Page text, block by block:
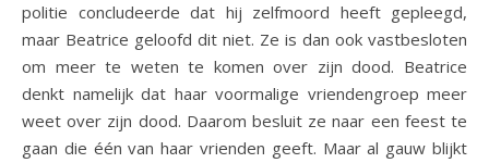
politie concludeerde dat hij zelfmoord heeft gepleegd,
maar Beatrice geloofd dit niet. Ze is dan ook vastbesloten
om meer te weten te komen over zijn dood. Beatrice
denkt namelijk dat haar voormalige vriendengroep meer
weet over zijn dood. Daarom besluit ze naar een feest te
gaan die één van haar vrienden geeft. Maar al gauw blijkt